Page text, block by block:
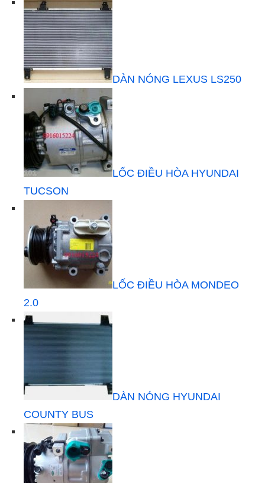
DÀN NÓNG LEXUS LS250
LỐC ĐIỀU HÒA HYUNDAI
TUCSON
LỐC ĐIỀU HÒA MONDEO
2.0
DÀN NÓNG HYUNDAI
COUNTY BUS